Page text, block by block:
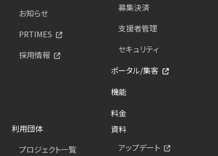
お知らせ
PRTIMES
採用情報
募集決済
支援者管理
セキュリティ
ポータル/集客
機能
料金
利用団体
プロジェクト一覧
資料
アップデート